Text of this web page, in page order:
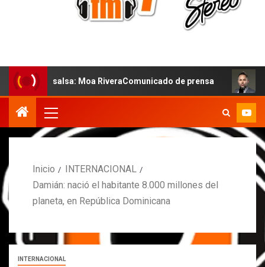
salsa: Moa RiveraComunicado de prensa MARCOS
Inicio
INTERNACIONAL
Damián: nació el habitante 8.000 millones del
planeta, en República Dominicana
INTERNACIONAL